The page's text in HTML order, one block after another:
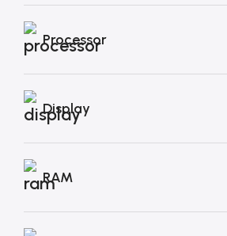
Processor
Display
RAM